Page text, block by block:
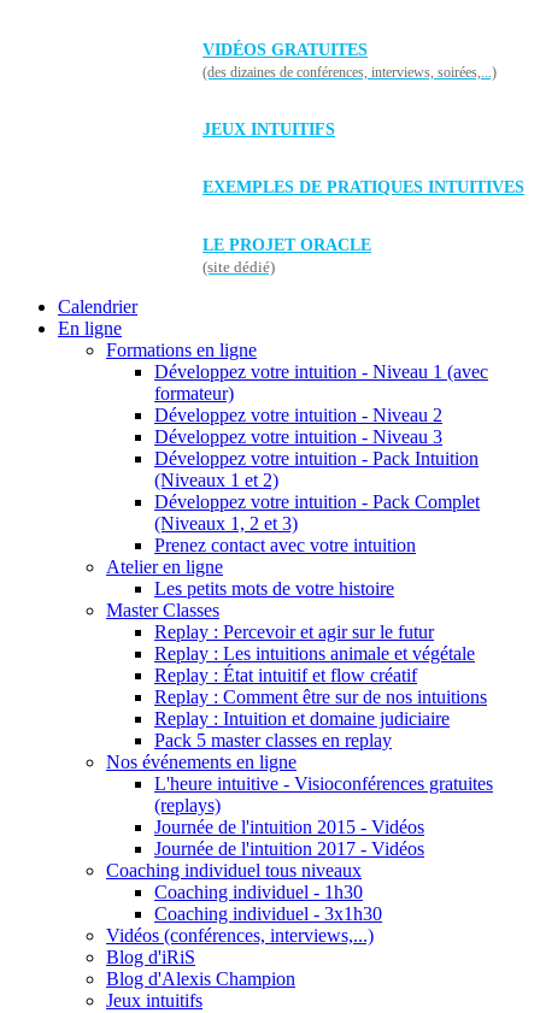
VIDÉOS GRATUITES
(des dizaines de conférences, interviews, soirées,...)
JEUX INTUITIFS
EXEMPLES DE PRATIQUES INTUITIVES
LE PROJET ORACLE
(site dédié)
Calendrier
En ligne
Formations en ligne
Développez votre intuition - Niveau 1 (avec
formateur)
Développez votre intuition - Niveau 2
Développez votre intuition - Niveau 3
Développez votre intuition - Pack Intuition
(Niveaux 1 et 2)
Développez votre intuition - Pack Complet
(Niveaux 1, 2 et 3)
Prenez contact avec votre intuition
Atelier en ligne
Les petits mots de votre histoire
Master Classes
Replay : Percevoir et agir sur le futur
Replay : Les intuitions animale et végétale
Replay : État intuitif et flow créatif
Replay : Comment être sur de nos intuitions
Replay : Intuition et domaine judiciaire
Pack 5 master classes en replay
Nos événements en ligne
L'heure intuitive - Visioconférences gratuites
(replays)
Journée de l'intuition 2015 - Vidéos
Journée de l'intuition 2017 - Vidéos
Coaching individuel tous niveaux
Coaching individuel - 1h30
Coaching individuel - 3x1h30
Vidéos (conférences, interviews,...)
Blog d'iRiS
Blog d'Alexis Champion
Jeux intuitifs